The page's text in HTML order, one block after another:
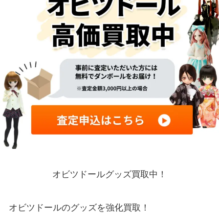
オビツドールグッズ買取中！
オビツドールのグッズを強化買取！